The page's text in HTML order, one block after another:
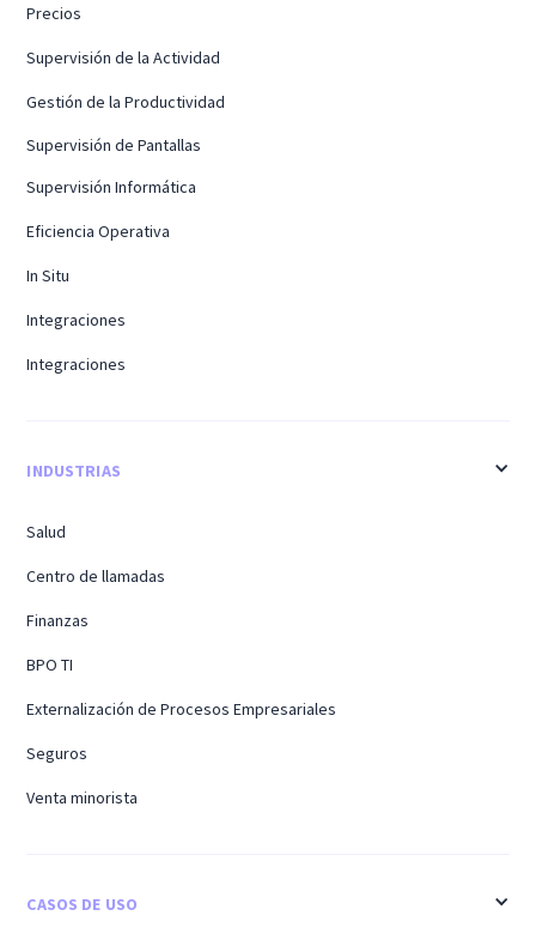
Precios
Supervisión de la Actividad
Gestión de la Productividad
Supervisión de Pantallas
Supervisión Informática
Eficiencia Operativa
In Situ
Integraciones
Integraciones
INDUSTRIAS
Salud
Centro de llamadas
Finanzas
BPO TI
Externalización de Procesos Empresariales
Seguros
Venta minorista
CASOS DE USO